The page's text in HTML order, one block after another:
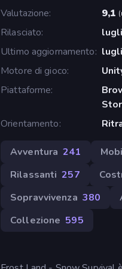
Valutazione
9,1 (
Rilasciato
Ultimo aggiornamento
Motore di gioco
Piattaforme
Orientamento
Avventura 241
Rilassanti 257
Sopravvivenza 380
Collezione 595